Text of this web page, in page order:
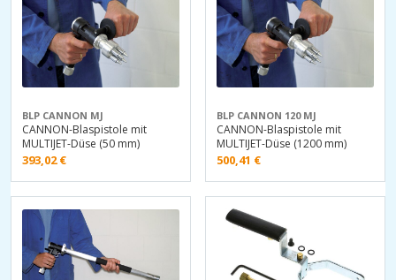
BLP CANNON MJ
CANNON-Blaspistole mit
MULTIJET-Düse (50 mm)
393,02€
BLP CANNON 120 MJ
CANNON-Blaspistole mit
MULTIJET-Düse (1200 mm)
500,41 €